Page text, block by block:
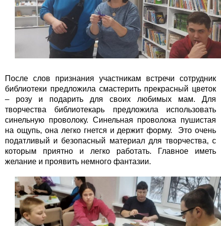
После слов признания участникам встречи сотрудник
библиотеки предложила смастерить прекрасный цветок
– розу и подарить для своих любимых мам. Для
творчества библиотекарь предложила использовать
синельную проволоку. Синельная проволока пушистая
на ощупь, она легко гнется и держит форму. Это очень
податливый и безопасный материал для творчества, с
которым приятно и легко работать. Главное иметь
желание и проявить немного фантазии.